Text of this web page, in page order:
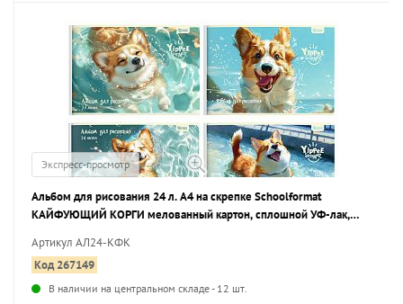
Экспресс-просмотр
Альбом для рисования 24 л. А4 на скрепке Schoolformat
КАЙФУЮЩИЙ КОРГИ мелованный картон, сплошной УФ-лак,
Артикул АЛ24-КФК
Код 267149
В наличии на центральном складе - 12 шт.